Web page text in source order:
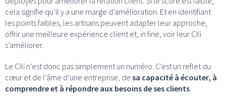
cela signifie qu’il y a une marge d’amélioration. Et en identifiant
les points faibles, les artisans peuvent adapter leur approche,
offrir une meilleure expérience client et, in fine, voir leur CXi
s’améliorer.
Le CXi n’est donc pas simplement un numéro. C’est un reflet du
cœur et de l’âme d’une entreprise, de sa capacité à écouter, à
comprendre et à répondre aux besoins de ses clients.